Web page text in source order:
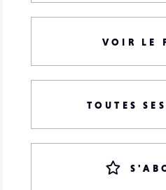
VOIR LE
TOUTES